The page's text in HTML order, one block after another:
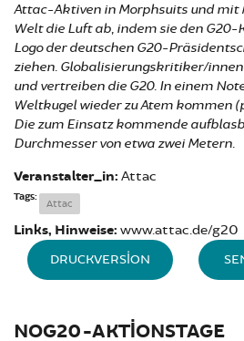
Attac-Aktiven in Morphsuits und mit
Welt die Luft ab, indem sie den
Logo der deutschen G20-
ziehen. Globalisierungskritiker/
und vertreiben die G20. In einem
Weltkugel wieder zu Atem kommen
Die zum Einsatz kommende
Durchmesser von etwa zwei Metern.
Veranstalter_in: Attac
Tags:
Attac
Links, Hinweise: www.attac.de/g20
DRUCKVERSION
NOG20-AKTIONSTAGE